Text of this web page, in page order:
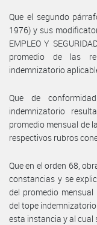
Que el segundo
1976) y sus
EMPLEO Y
promedio de las
indemnizatorio
Que de
indemnizatorio
promedio mensual de
respectivos rubros
Que en el orden 68,
constancias y se
del promedio
del tope
esta instancia y al cual